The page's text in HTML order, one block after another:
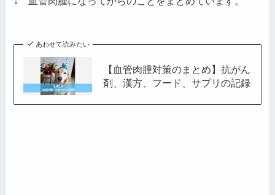
あわせて読みたい
【血管肉腫対策のまとめ】抗がん
剤、漢方、フード、サプリの記録